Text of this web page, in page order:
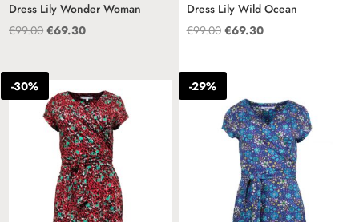
Dress Lily Wonder Woman
€99.00 Oorspronkelijke
was:
€99.00.
€69.30Huidige
€69.30.
Dress Lily Wild Ocean
€99.00 Oorspronkelijke
was:
€69.30Huidige
-30% -29%